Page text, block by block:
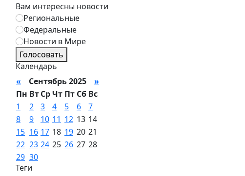
Вам интересны новости
Региональные
Федеральные
Новости в Мире
Голосовать
Календарь
« Сентябрь 2025 »
Пн ВтСрЧт Пт Сб Вс
1
2 3 4 5 6
7
8
9 10 11 12 13 14
15 16 17 18 19 20 21
22 23 24 25 26 27 28
29 30
Теги